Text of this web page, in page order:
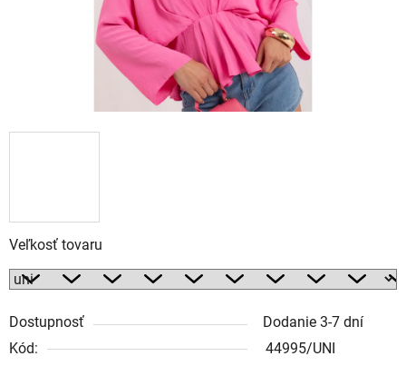
Veľkosť tovaru
Dostupnosť
Dodanie 3-7 dní
Kód:
44995/UNI